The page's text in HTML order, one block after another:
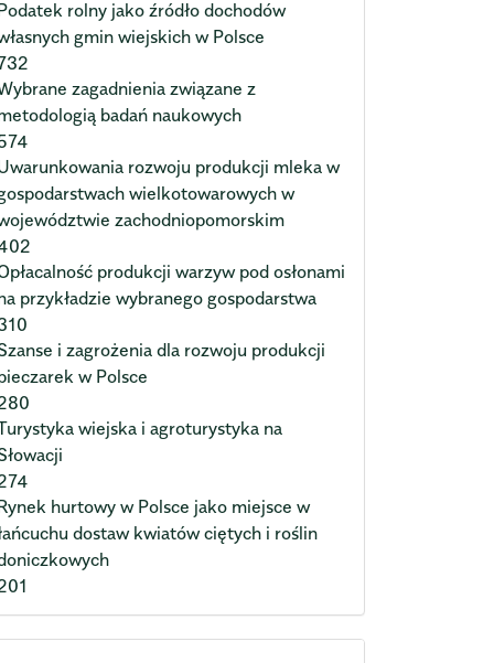
rolny jako źródło dochodów
gmin wiejskich w Polsce
zagadnienia związane z
badań naukowych
rozwoju produkcji mleka w
wielkotowarowych w
zachodniopomorskim
produkcji warzyw pod osłonami
przykładzie wybranego gospodarstwa
i zagrożenia dla rozwoju produkcji
w Polsce
wiejska i agroturystyka na
hurtowy w Polsce jako miejsce w
dostaw kwiatów ciętych i roślin